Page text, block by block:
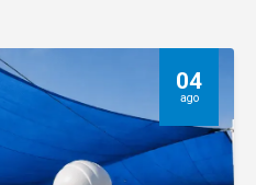
04
ago